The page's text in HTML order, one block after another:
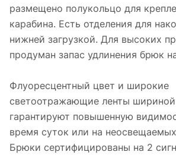
размещено полукольцо для
карабина. Есть отделения для
нижней загрузкой. Для высоких
продуман запас удлинения брюк
Флуоресцентный цвет и широкие
светоотражающие ленты
гарантируют повышенную
время суток или на
Брюки сертифицированы на 2